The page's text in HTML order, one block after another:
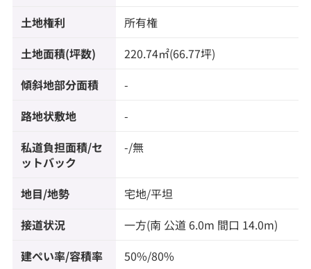
土地権利 所有権
土地面積(坪数) 220.74㎡(66.77坪)
傾斜地部分面積 -
路地状敷地 -
私道負担面積/セ
ットバック
-/無
地目/地勢 宅地/平坦
接道状況 一方(南 公道 6.0m 間口 14.0m)
建ぺい率/容積率 50%/80%